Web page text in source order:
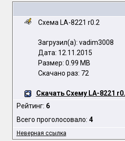
Схема LA-8221 r0.2
Загрузил(а): vadim3008
Дата: 12.11.2015
Размер: 0.99 MB
Скачано раз: 72
Скачать Схему LA-8221
Рейтинг: 6
Всего проголосовало: 4
Неверная ссылка